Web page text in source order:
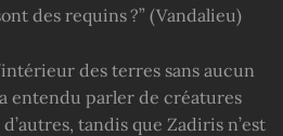
des requins ?” (Vandalieu)
des terres sans aucun
entendu parler de créatures
tandis que Zadiris n’est